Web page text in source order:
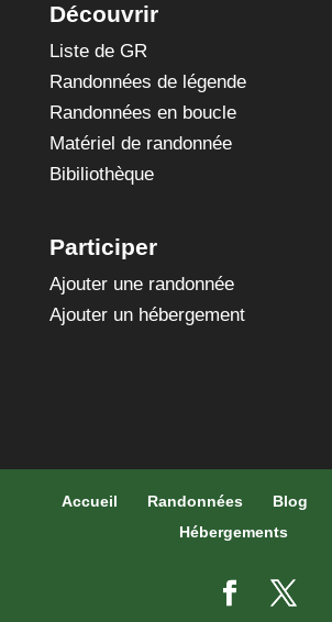
Découvrir
Liste de GR
Randonnées de légende
Randonnées en boucle
Matériel de randonnée
Bibiliothèque
Participer
Ajouter une randonnée
Ajouter un hébergement
Accueil Randonnées Blog
Hébergements